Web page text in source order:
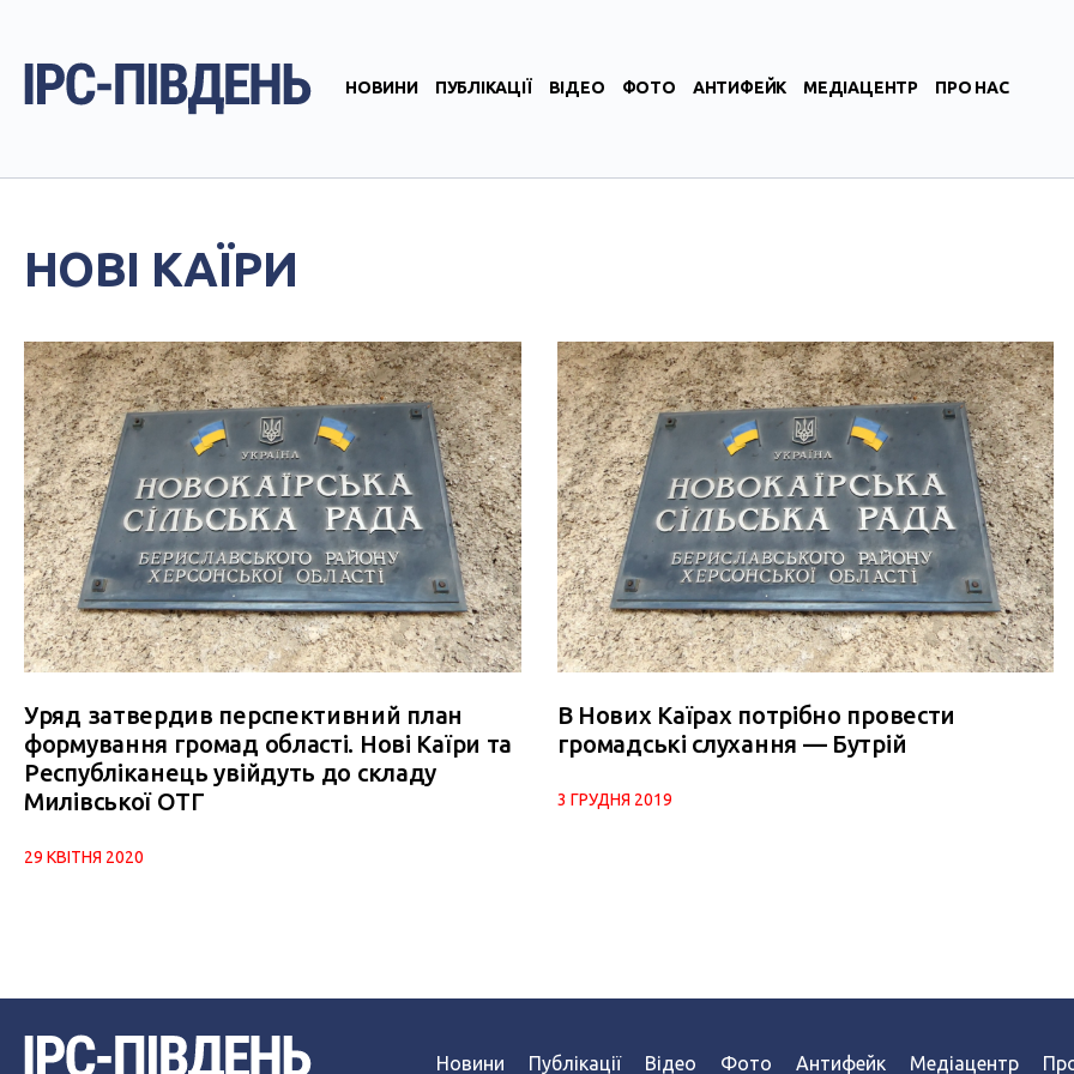
НОВИНИ ПУБЛІКАЦІЇ ВІДЕО ФОТО АНТИФЕЙК МЕДІАЦЕНТР ПРО НАС
НОВІ КАЇРИ
Уряд затвердив перспективний план
формування громад області. Нові Каїри та
Республіканець увійдуть до складу
Милівської ОТГ
29 КВІТНЯ 2020
В Нових Каїрах потрібно провести
громадські слухання — Бутрій
3 ГРУДНЯ 2019
Новини Публікації Відео Фото Антифейк Медіацентр